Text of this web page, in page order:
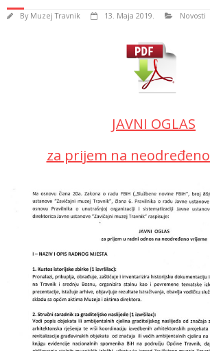
By Muzej Travnik 13. Maja 2019. Novosti
JAVNI OGLAS
za prijem na